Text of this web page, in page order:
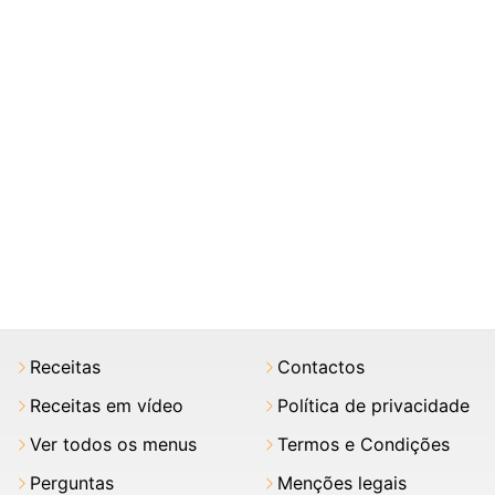
Receitas
Receitas em vídeo
Ver todos os menus
Perguntas
Contactos
Política de privacidade
Termos e Condições
Menções legais